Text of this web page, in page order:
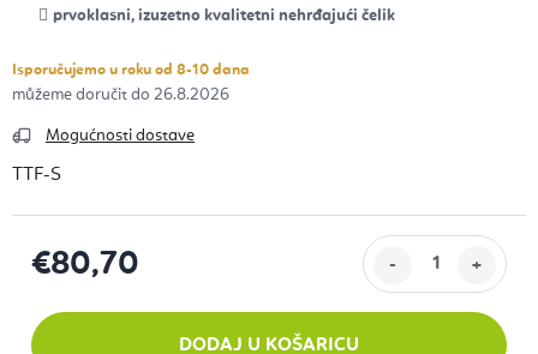
prvoklasni, izuzetno kvalitetni nehrđajući čelik
Isporučujemo u roku od 8-10 dana
26.8.2026
Mogućnosti dostave
TTF-S
€80,70
DODAJ U KOŠARICU